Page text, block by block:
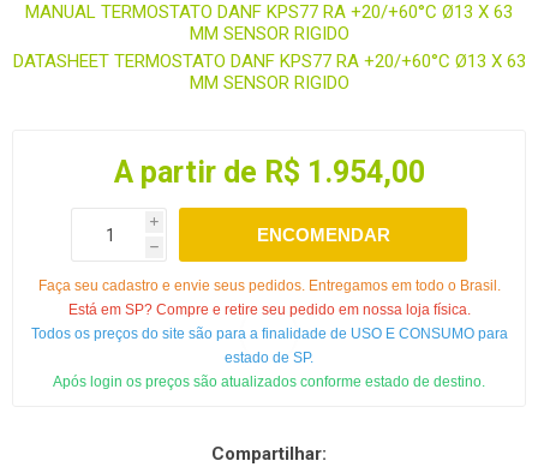
MANUAL TERMOSTATO DANF KPS77 RA +20/+60°C Ø13 X 63
MM SENSOR RIGIDO
DATASHEET TERMOSTATO DANF KPS77 RA +20/+60°C Ø13 X 63
MM SENSOR RIGIDO
A partir de R$ 1.954,00
i
h
ENCOMENDAR
Faça seu cadastro e envie seus pedidos. Entregamos em todo o Brasil.
Está em SP? Compre e retire seu pedido em nossa loja física.
Todos os preços do site são para a finalidade de USO E CONSUMO para
estado de SP.
Após login os preços são atualizados conforme estado de destino.
Compartilhar: